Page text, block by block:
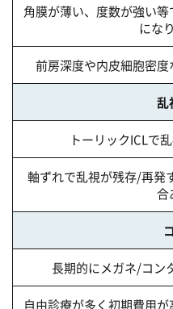
角膜が薄い、度数が強い
にな
前房深度や内皮細胞密度
乱
トーリックICLで
軸ずれで乱視が残存/再発
合
長期的にメガネ/コン
自由診療が多く初期費用が